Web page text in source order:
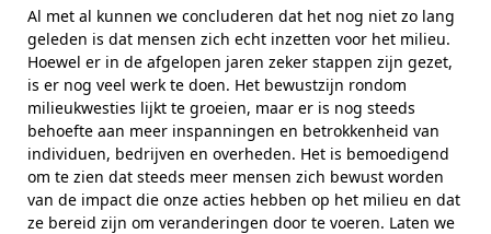
Al met al kunnen we concluderen dat het nog niet zo lang
geleden is dat mensen zich echt inzetten voor het milieu.
Hoewel er in de afgelopen jaren zeker stappen zijn gezet,
is er nog veel werk te doen. Het bewustzijn rondom
milieukwesties lijkt te groeien, maar er is nog steeds
behoefte aan meer inspanningen en betrokkenheid van
individuen, bedrijven en overheden. Het is bemoedigend
om te zien dat steeds meer mensen zich bewust worden
van de impact die onze acties hebben op het milieu en dat
ze bereid zijn om veranderingen door te voeren. Laten we